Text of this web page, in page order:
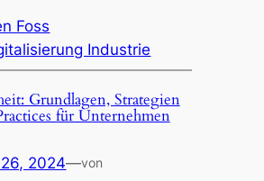
Foss
Industrie
Grundlagen, Strategien
für Unternehmen
2024—von